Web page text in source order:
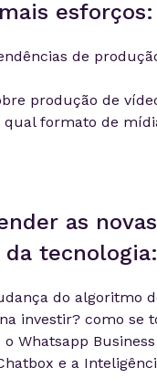
esforços:
de
produção de
formato de
as
tecnologia:
do algoritmo
investir? como se
Whatsapp Business
e a